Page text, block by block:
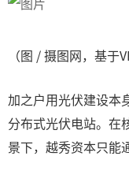
（图 / 摄图网，基于
加之户用光伏建设本
分布式光伏电站。在
景下，越秀资本只能